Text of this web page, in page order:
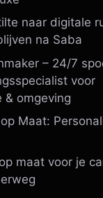
naar digitale
na Saba
– 24/7
voor
& omgeving
Maat:
maat voor je